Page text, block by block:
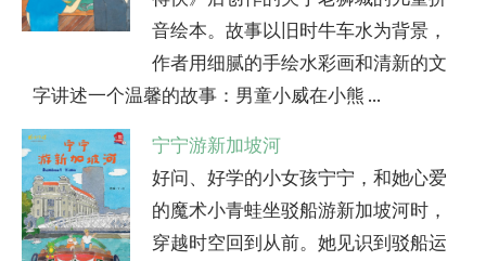
音绘本。故事以旧时牛车水为背景，
作者用细腻的手绘水彩画和清新的文
字讲述一个温馨的故事：男童小威在小熊 ...
宁宁游新加坡河
好问、好学的小女孩宁宁，和她心爱
的魔术小青蛙坐驳船游新加坡河时，
穿越时空回到从前。她见识到驳船运